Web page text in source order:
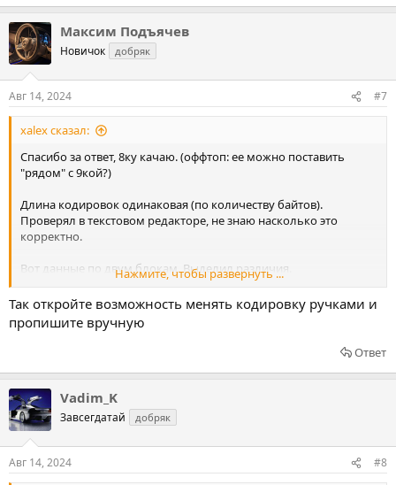
Максим Подъячев
Новичок добряк
Авг 14, 2024 #7
xalex сказал:
Спасибо за ответ, 8ку качаю. (оффтоп: ее можно поставить
"рядом" с 9кой?)
Длина кодировок одинаковая (по количеству байтов).
Проверял в текстовом редакторе, не знаю насколько это
корректно.
Вот данные по двум блокам. Выделил различия.
Старый блок:
Аппаратное обеспечение 000 901 78 06 версия 15/50 002
Программное обеспечение 000 902
Аппаратное обеспечение 000 901 78 06 версия 15/50 002
Программное обеспечение 000 902
Вариант БУ HVAC222_HVAC_HSW0
Нажмите, чтобы развернуть ...
Так откройте возможность менять кодировку ручками и
пропишите вручную
Ответ
Vadim_K
Завсегдатай добряк
Авг 14, 2024 #8